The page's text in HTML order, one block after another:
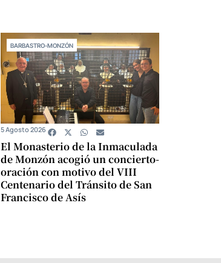
BARBASTRO-MONZÓN
El Monasterio de la Inmaculada
de Monzón acogió un concierto-
oración con motivo del VIII
Centenario del Tránsito de San
Francisco de Asís
5 Agosto 2026